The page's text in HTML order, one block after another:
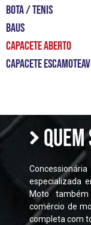
bota / tenis
Baus
capacete aberto
capacete
QUEM
especializada
Moto
comércio de
completa com